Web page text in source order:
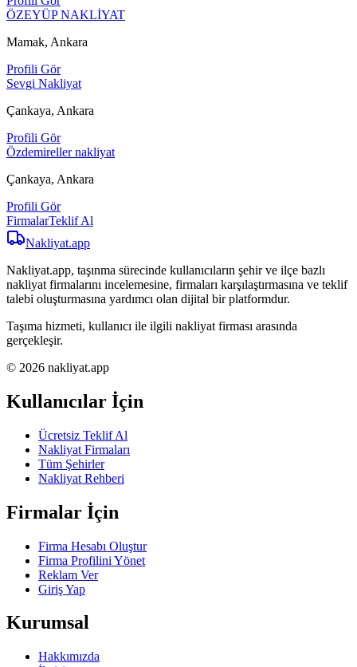
ÖZEYÜP NAKLİYAT
Mamak, Ankara
Profili Gör
Sevgi Nakliyat
Çankaya, Ankara
Profili Gör
Özdemireller nakliyat
Çankaya, Ankara
Profili Gör
FirmalarTeklif Al
Nakliyat.app
Nakliyat.app, taşınma sürecinde kullanıcıların şehir ve ilçe bazlı
nakliyat firmalarını incelemesine, firmaları karşılaştırmasına ve teklif
talebi oluşturmasına yardımcı olan dijital bir platformdur.
Taşıma hizmeti, kullanıcı ile ilgili nakliyat firması arasında
gerçekleşir.
© 2026 nakliyat.app
Kullanıcılar İçin
Ücretsiz Teklif Al
Nakliyat Firmaları
Tüm Şehirler
Nakliyat Rehberi
Firmalar İçin
Firma Hesabı Oluştur
Firma Profilini Yönet
Reklam Ver
Giriş Yap
Kurumsal
Hakkımızda